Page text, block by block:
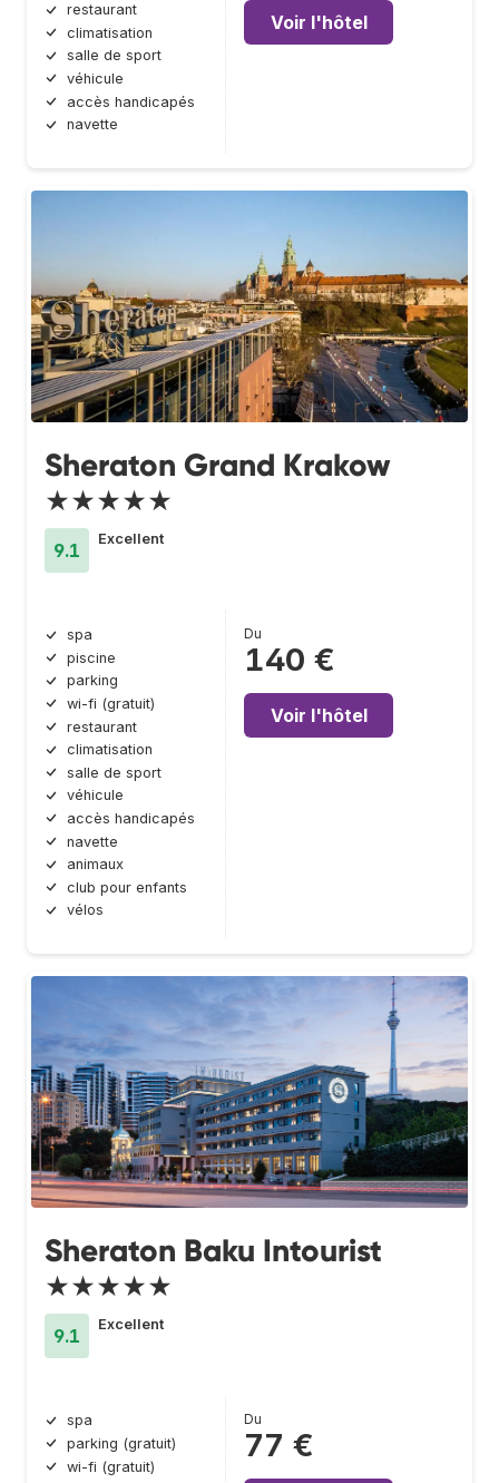
restaurant
climatisation
salle de sport
véhicule
accès handicapés
navette
Voir l'hôtel
Sheraton Grand Krakow
★★★★★
9.1
Excellent
spa
piscine
parking
wi-fi (gratuit)
restaurant
climatisation
salle de sport
véhicule
accès handicapés
navette
animaux
club pour enfants
vélos
Du
140 €
Voir l'hôtel
Sheraton Baku Intourist
★★★★★
9.1
Excellent
spa
parking (gratuit)
wi-fi (gratuit)
Du
77 €